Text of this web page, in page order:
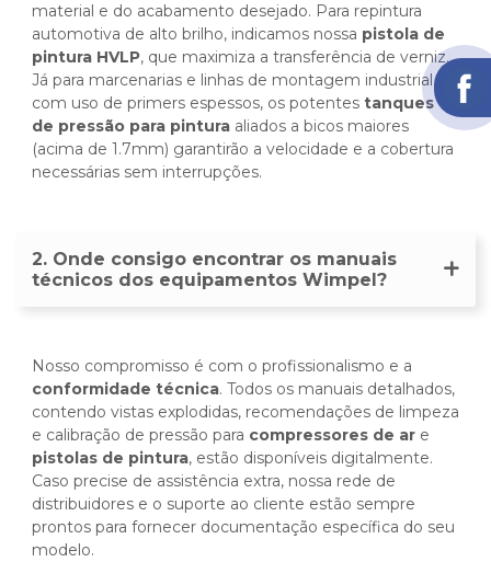
material e do acabamento desejado. Para repintura
automotiva de alto brilho, indicamos nossa pistola de
pintura HVLP, que maximiza a transferência de verniz.
Já para marcenarias e linhas de montagem industrial
com uso de primers espessos, os potentes tanques
de pressão para pintura aliados a bicos maiores
(acima de 1.7mm) garantirão a velocidade e a cobertura
necessárias sem interrupções.
2. Onde consigo encontrar os manuais
técnicos dos equipamentos Wimpel?
Nosso compromisso é com o profissionalismo e a
conformidade técnica. Todos os manuais detalhados,
contendo vistas explodidas, recomendações de limpeza
e calibração de pressão para compressores de ar e
pistolas de pintura, estão disponíveis digitalmente.
Caso precise de assistência extra, nossa rede de
distribuidores e o suporte ao cliente estão sempre
prontos para fornecer documentação específica do seu
modelo.